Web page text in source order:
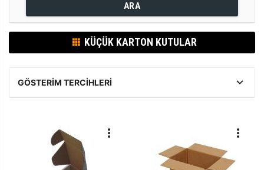
ARA
KÜÇÜK KARTON KUTULAR
GÖSTERIM TERCIHLERI